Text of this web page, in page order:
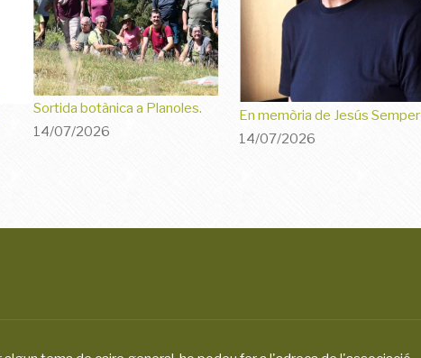
Sortida botànica a Planoles.
14/07/2026
En memòria de Jesús Semper
14/07/2026